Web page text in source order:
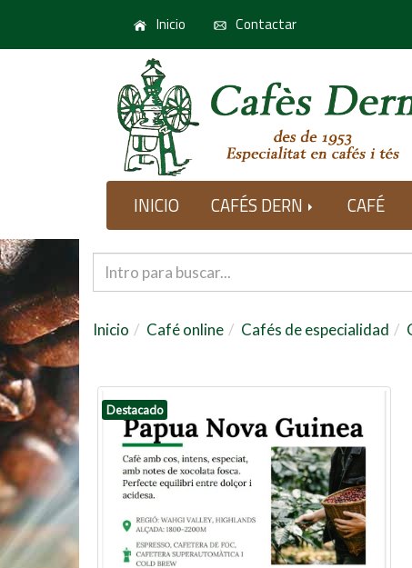
Inicio Contactar
INICIO CAFÉS DERN CAFÉ
Inicio Café online Cafés de especialidad
Destacado